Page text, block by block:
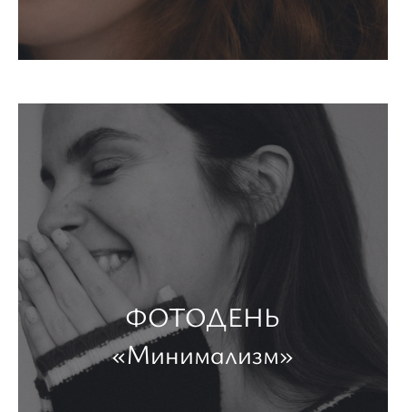
ФОТОДЕНЬ
«Минимализм»